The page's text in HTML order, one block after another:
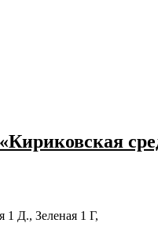
1 Д., Зеленая 1 Г,